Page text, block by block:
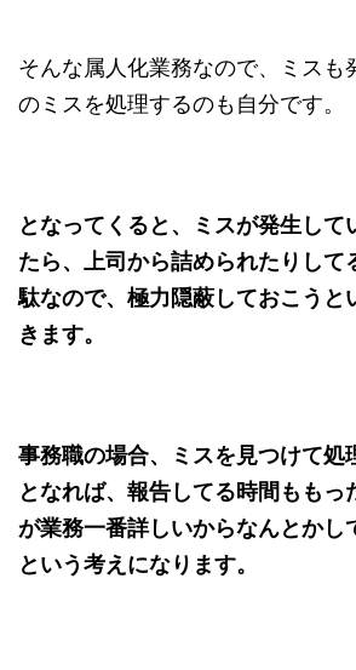
そんな属人化業務なので、ミスも
のミスを処理するのも自分です。
となってくると、ミスが発生して
たら、上司から詰められたりして
駄なので、極力隠蔽しておこうと
きます。
事務職の場合、ミスを見つけて処
となれば、報告してる時間ももっ
が業務一番詳しいからなんとかし
という考えになります。